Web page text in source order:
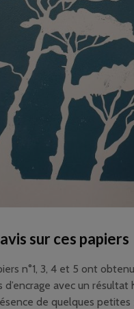
sur ces papiers
n°1, 3, 4 et 5 ont
d’encrage avec un résultat
de quelques petites